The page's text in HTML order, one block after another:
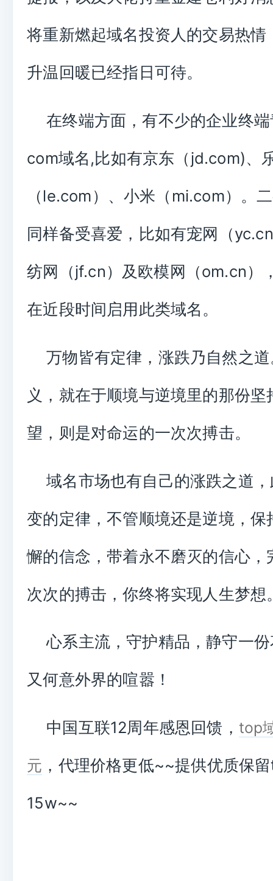
将重新燃起域名投资人的交易热情
升温回暖已经指日可待。
在终端方面，有不少的企业终
com域名,比如有京东（jd.com)、
（le.com）、小米（mi.com）。
同样备受喜爱，比如有宠网（
纺网（jf.cn）及欧模网（om.cn）
在近段时间启用此类域名。
万物皆有定律，涨跌乃自然之
义，就在于顺境与逆境里的那份坚
望，则是对命运的一次次搏击。
域名市场也有自己的涨跌之道
变的定律，不管顺境还是逆境，保
懈的信念，带着永不磨灭的信心，
次次的搏击，你终将实现人生梦想
心系主流，守护精品，静守一
又何意外界的喧嚣！
中国互联12周年感恩回馈， top
元 ，代理价格更低~~提供优质保
15w~~